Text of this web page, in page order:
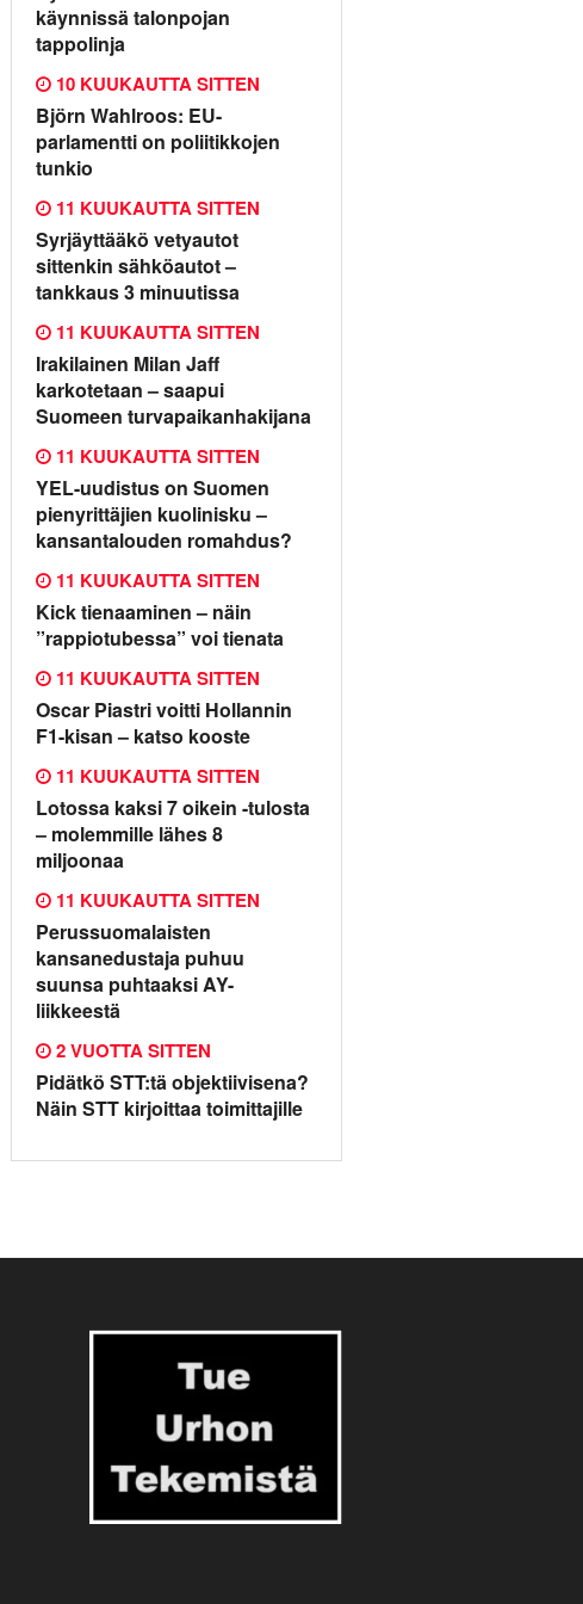
käynnissä talonpojan
tappolinja
Björn Wahlroos: EU-
parlamentti on poliitikkojen
tunkio
10 KUUKAUTTA SITTEN
Syrjäyttääkö vetyautot
sittenkin sähköautot –
tankkaus 3 minuutissa
11 KUUKAUTTA SITTEN
Irakilainen Milan Jaff
karkotetaan – saapui
Suomeen turvapaikanhakijana
11 KUUKAUTTA SITTEN
YEL-uudistus on Suomen
pienyrittäjien kuolinisku –
kansantalouden romahdus?
11 KUUKAUTTA SITTEN
Kick tienaaminen – näin
”rappiotubessa” voi tienata
11 KUUKAUTTA SITTEN
Oscar Piastri voitti Hollannin
F1-kisan – katso kooste
11 KUUKAUTTA SITTEN
Lotossa kaksi 7 oikein -tulosta
– molemmille lähes 8
miljoonaa
11 KUUKAUTTA SITTEN
Perussuomalaisten
kansanedustaja puhuu
suunsa puhtaaksi AY-
liikkeestä
11 KUUKAUTTA SITTEN
Pidätkö STT:tä objektiivisena?
Näin STT kirjoittaa toimittajille
2 VUOTTA SITTEN